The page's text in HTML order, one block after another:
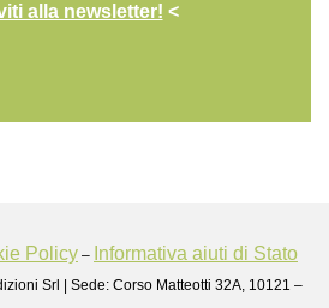
alla newsletter! <
Policy – Informativa aiuti di Stato
Srl | Sede: Corso Matteotti 32A, 10121 –